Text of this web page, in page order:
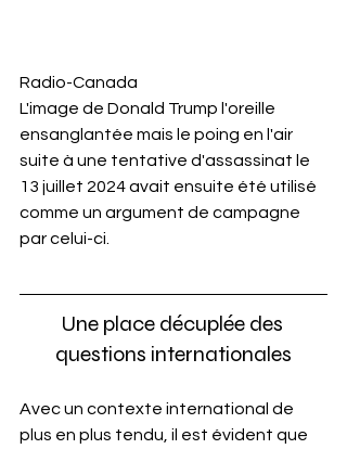
Radio-Canada
L'image de Donald Trump l'oreille
ensanglantée mais le poing en l'air
suite à une tentative d'assassinat le
13 juillet 2024 avait ensuite été utilisé
comme un argument de campagne
par celui-ci.
Une place décuplée des
questions internationales
Avec un contexte international de
plus en plus tendu, il est évident que